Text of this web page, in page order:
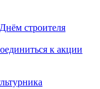
строителя
к акции